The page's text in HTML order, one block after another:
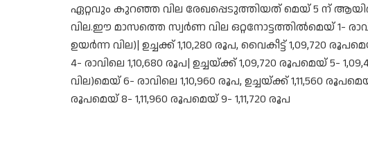
ഏറ്റവും കുറഞ്ഞ വില രേഖപ്പെടുത്തിയത് മെയ് 5 ന്
വില.ഈ മാസത്തെ സ്വർണ വില ഒറ്റനോട്ടത്തിൽമെയ് 1-
ഉയർന്ന വില)| ഉച്ചക്ക് 1,10,280 രൂപ, വൈകീട്ട് 1,09,720
4- രാവിലെ 1,10,680 രൂപ| ഉച്ചയ്ക്ക് 1,09,720 രൂപമെയ്
വില)മെയ് 6- രാവിലെ 1,10,960 രൂപ, ഉച്ചയ്ക്ക് 1,11,560
രൂപമെയ് 8- 1,11,960 രൂപമെയ് 9- 1,11,720 രൂപ